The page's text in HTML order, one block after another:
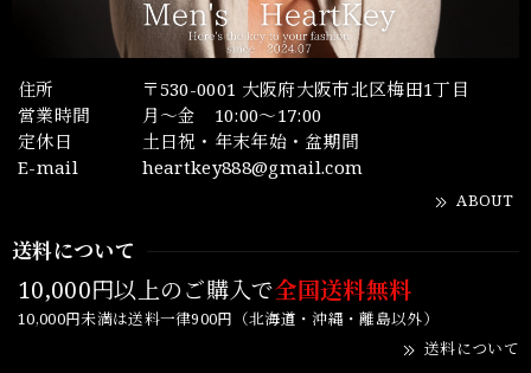
住所
〒530-0001 大阪府大阪市北区梅田1丁目
営業時間
月～金 10:00～17:00
定休日
土日祝・年末年始・盆期間
E-mail
heartkey888@gmail.com
ABOUT
送料について
10,000円以上のご購入で全国送料無料
10,000円未満は送料一律900円（北海道・沖縄・離島以外）
送料について